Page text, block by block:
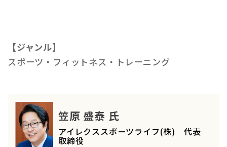
【ジャンル】
スポーツ・フィットネス・トレーニング
笠原 盛泰 氏
アイレクススポーツライフ(株) 代表
取締役